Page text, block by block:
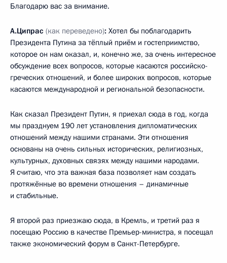
Благодарю вас за внимание.
А.Ципрас (как переведено): Хотел бы поблагодарить
Президента Путина за тёплый приём и гостеприимство,
которое он нам оказал, и, конечно же, за очень интересное
обсуждение всех вопросов, которые касаются российско-
греческих отношений, и более широких вопросов, которые
касаются международной и региональной безопасности.
Как сказал Президент Путин, я приехал сюда в год, когда
мы празднуем 190 лет установления дипломатических
отношений между нашими странами. Эти отношения
основаны на очень сильных исторических, религиозных,
культурных, духовных связях между нашими народами.
Я считаю, что эта важная база позволяет нам создать
протяжённые во времени отношения – динамичные
и стабильные.
Я второй раз приезжаю сюда, в Кремль, и третий раз я
посещаю Россию в качестве Премьер-министра, я посещал
также экономический форум в Санкт-Петербурге.